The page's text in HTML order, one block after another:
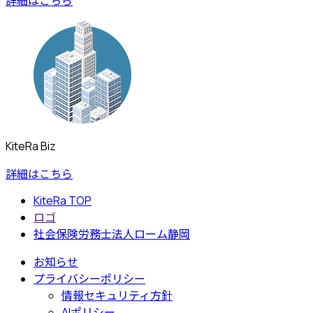
KiteRa Biz
詳細はこちら
KiteRa TOP
ロゴ
社会保険労務士法人ローム静岡
お知らせ
プライバシーポリシー
情報セキュリティ方針